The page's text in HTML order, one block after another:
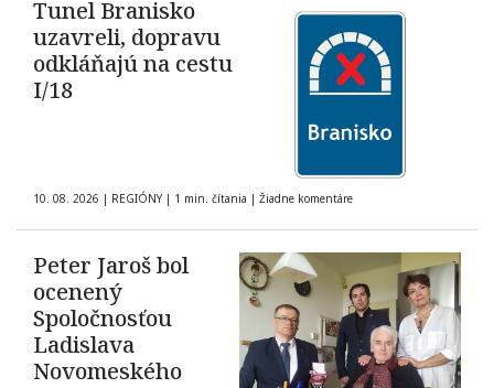
Tunel Branisko
uzavreli, dopravu
odkláňajú na cestu
I/18
10. 08. 2026 | REGIÓNY | 1 min. čítania | Žiadne komentáre
Peter Jaroš bol
ocenený
Spoločnosťou
Ladislava
Novomeského